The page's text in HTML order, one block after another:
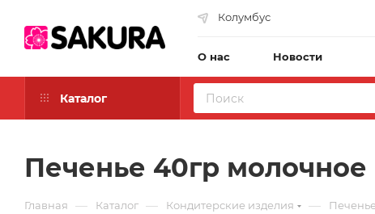
Колумбус
О нас Новости
Каталог
Печенье 40гр молочное
Главная — Каталог — Кондитерские изделия —